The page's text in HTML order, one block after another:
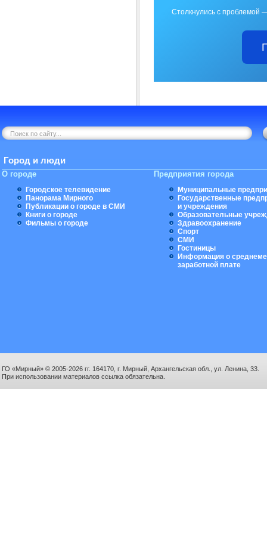
Столкнулись с проблемой
Город и люди
О городе
Городское телевидение
Панорама Мирного
Публикации о городе в СМИ
Книги о городе
Фильмы о городе
Предприятия города
Муниципальные
Государственные
и учреждения
Образовательные
Здравоохранение
Спорт
СМИ
Гостиницы
Информация о
заработной плате
ГО «Мирный» © 2005-2026 гг. 164170, г. Мирный, Архангельская обл., ул. Ленина, 33.
При использовании материалов ссылка обязательна.